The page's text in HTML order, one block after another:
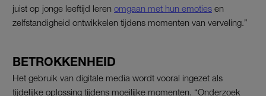
juist op jonge leeftijd leren omgaan met hun emoties en
zelfstandigheid ontwikkelen tijdens momenten van verveling.”
BETROKKENHEID
Het gebruik van digitale media wordt vooral ingezet als
tijdelijke oplossing tijdens moeilijke momenten. “Onderzoek